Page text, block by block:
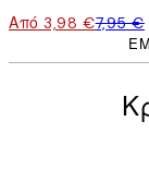
Από 3,98 €7,95 €